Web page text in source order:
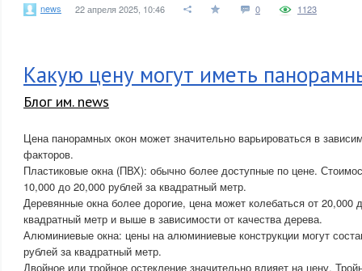
news 22 апреля 2025, 10:46 0 1123
Какую цену могут иметь
Блог им. news
Цена панорамных окон может значительно варьироваться в
факторов.
Пластиковые окна (ПВХ): обычно более доступные по цене.
10,000 до 20,000 рублей за квадратный метр.
Деревянные окна более дорогие, цена может колебаться от 20,000
квадратный метр и выше в зависимости от качества дерева.
Алюминиевые окна: цены на алюминиевые конструкции могут
рублей за квадратный метр.
Двойное или тройное остекление значительно влияет на цену.